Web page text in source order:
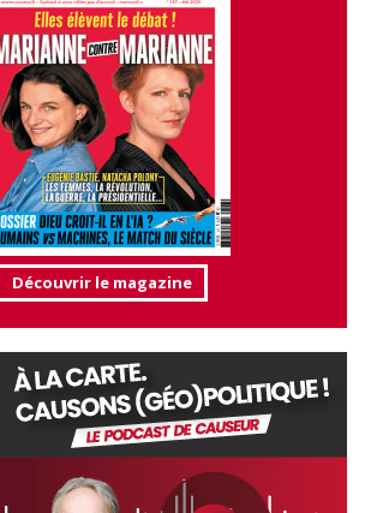
Découvrir le magazine